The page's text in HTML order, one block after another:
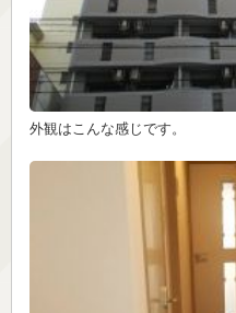
外観はこんな感じです。